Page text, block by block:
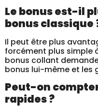
Le bonus est-il
bonus classique
Il peut être plus
forcément plus simple
bonus collant
bonus lui-même et les
Peut-on
rapides ?